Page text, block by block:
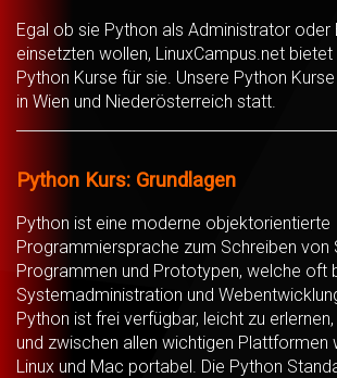
Egal ob sie Python als Administrator oder
einsetzten wollen, LinuxCampus.net
Python Kurse für sie. Unsere Python
in Wien und Niederösterreich statt.
Python Kurs: Grundlagen
Python ist eine moderne objektorientierte
Programmiersprache zum Schreiben von
Programmen und Prototypen, welche oft
Systemadministration und
Python ist frei verfügbar, leicht zu
und zwischen allen wichtigen Plattformen
Linux und Mac portabel. Die Python